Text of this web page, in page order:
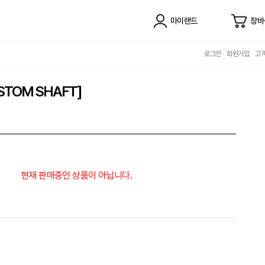
마이랜드 장
로그인 회원가입 고
SHAFT]
현재 판매중인 상품이 아닙니다.